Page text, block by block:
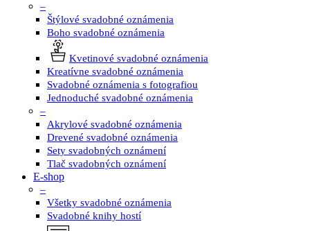
–
Štýlové svadobné oznámenia
Boho svadobné oznámenia
Kvetinové svadobné oznámenia
Kreatívne svadobné oznámenia
Svadobné oznámenia s fotografiou
Jednoduché svadobné oznámenia
–
Akrylové svadobné oznámenia
Drevené svadobné oznámenia
Sety svadobných oznámení
Tlač svadobných oznámení
E-shop
–
Všetky svadobné oznámenia
Svadobné knihy hostí